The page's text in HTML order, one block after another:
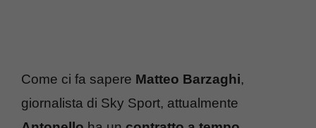
Come ci fa sapere Matteo Barzaghi
giornalista di Sky Sport, attualmente
Antonello
ha un
contratto a tempo